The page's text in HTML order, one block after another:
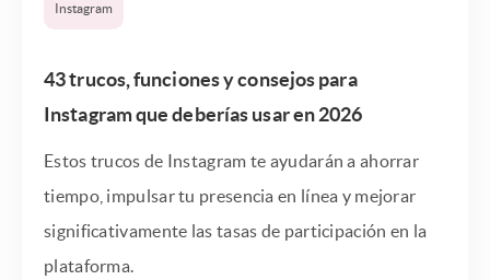
Instagram
43 trucos, funciones y consejos para
Instagram que deberías usar en 2026
Estos trucos de Instagram te ayudarán a ahorrar
tiempo, impulsar tu presencia en línea y mejorar
significativamente las tasas de participación en la
plataforma.